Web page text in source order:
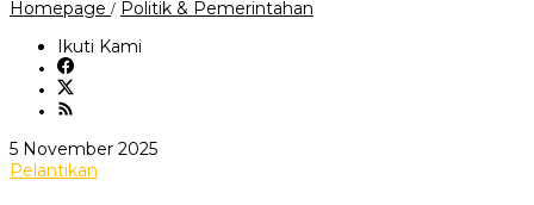
Homepage / Politik & Pemerintahan
Ikuti Kami
5 November 2025oleh
Pelantikan